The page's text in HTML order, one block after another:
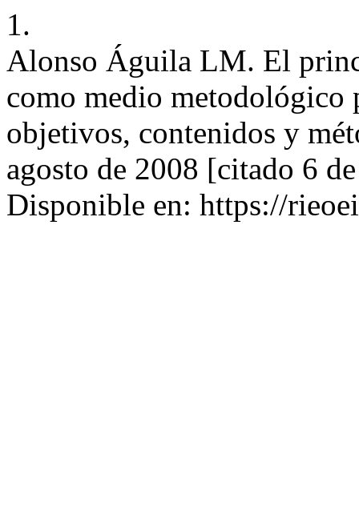
1.
Alonso Águila LM. El
como medio metodológico
objetivos, contenidos y
agosto de 2008 [citado 6
Disponible en: https://